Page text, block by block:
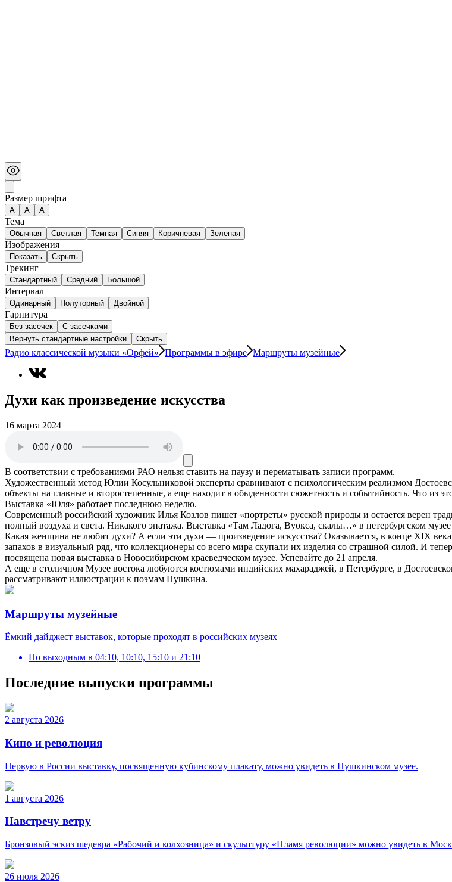
Размер шрифта
А A A
Тема
Обычная Светлая Темная Синяя Коричневая Зеленая
Изображения
Показать Скрыть
Трекинг
Стандартный Средний Большой
Интервал
Одинарный Полуторный Двойной
Гарнитура
Без засечек
С засечками
Вернуть стандартные настройки
Скрыть
Радио классической музыки «Орфей» Программы в эфире Маршруты музейные
Духи как произведение искусства
16 марта 2024
В соответствии с требованиями РАО нельзя ставить на паузу и перематывать записи программ.
Художественный метод Юлии Косульниковой эксперты сравнивают с психологическим реализмом
объекты на главные и второстепенные, а еще находит в обыденности сюжетность и событийность. Что из
Выставка «Юля» работает последнюю неделю.
Современный российский художник Илья Козлов пишет «портреты» русской природы и остается верен
полный воздуха и света. Никакого эпатажа. Выставка «Там Ладога, Вуокса, скалы…» в петербургском
Какая женщина не любит духи? А если эти духи — произведение искусства? Оказывается, в конце XIX
запахов в визуальный ряд, что коллекционеры со всего мира скупали их изделия со страшной силой. И
посвящена новая выставка в Новосибирском краеведческом музее. Успевайте до 21 апреля.
А еще в столичном Музее востока любуются костюмами индийских махараджей, в Петербурге, в
рассматривают иллюстрации к поэмам Пушкина.
Маршруты музейные
Ёмкий дайджест выставок, которые проходят в российских музеях
По выходным в 04:10, 10:10, 15:10 и 21:10
Последние выпуски программы
2 августа 2026
Кино и революция
Первую в России выставку, посвященную кубинскому плакату, можно увидеть в Пушкинском музее.
1 августа 2026
Навстречу ветру
Бронзовый эскиз шедевра «Рабочий и колхозница» и скульптуру «Пламя революции» можно увидеть в
26 июля 2026